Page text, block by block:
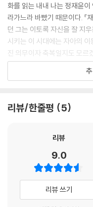
화를 읽는 내내 나는 정재윤
라가느라 바빴기 때문이다. 『
던 그는 이토록 자신을 잘 지
시키는 이 시대에는 자아의
진 의무이자 축복일지도 모르
경』의 주인공들에게도 어느
바깥에서든 너무 많은 서울
리뷰/한줄평 5
리뷰
9.0
리뷰 쓰기